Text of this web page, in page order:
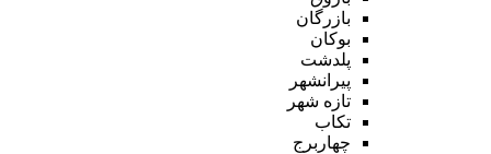
بازرگان
بوکان
پلدشت
پیرانشهر
تازه شهر
تکاب
چهاربرج